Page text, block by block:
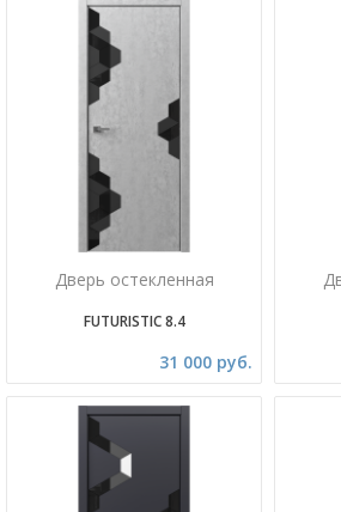
Дверь остекленная
FUTURISTIC 8.4
31 000 руб.